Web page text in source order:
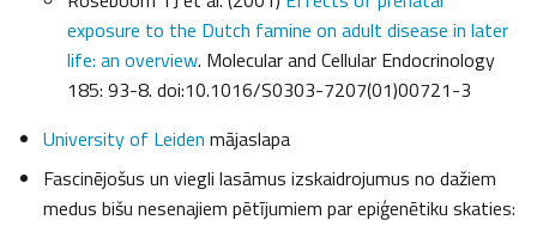
exposure to the Dutch famine on adult disease in later
life: an overview. Molecular and Cellular Endocrinology
185: 93-8. doi:10.1016/S0303-7207(01)00721-3
University of Leiden mājaslapa
Fascinējošus un viegli lasāmus izskaidrojumus no dažiem
medus bišu nesenajiem pētījumiem par epiģenētiku skaties: